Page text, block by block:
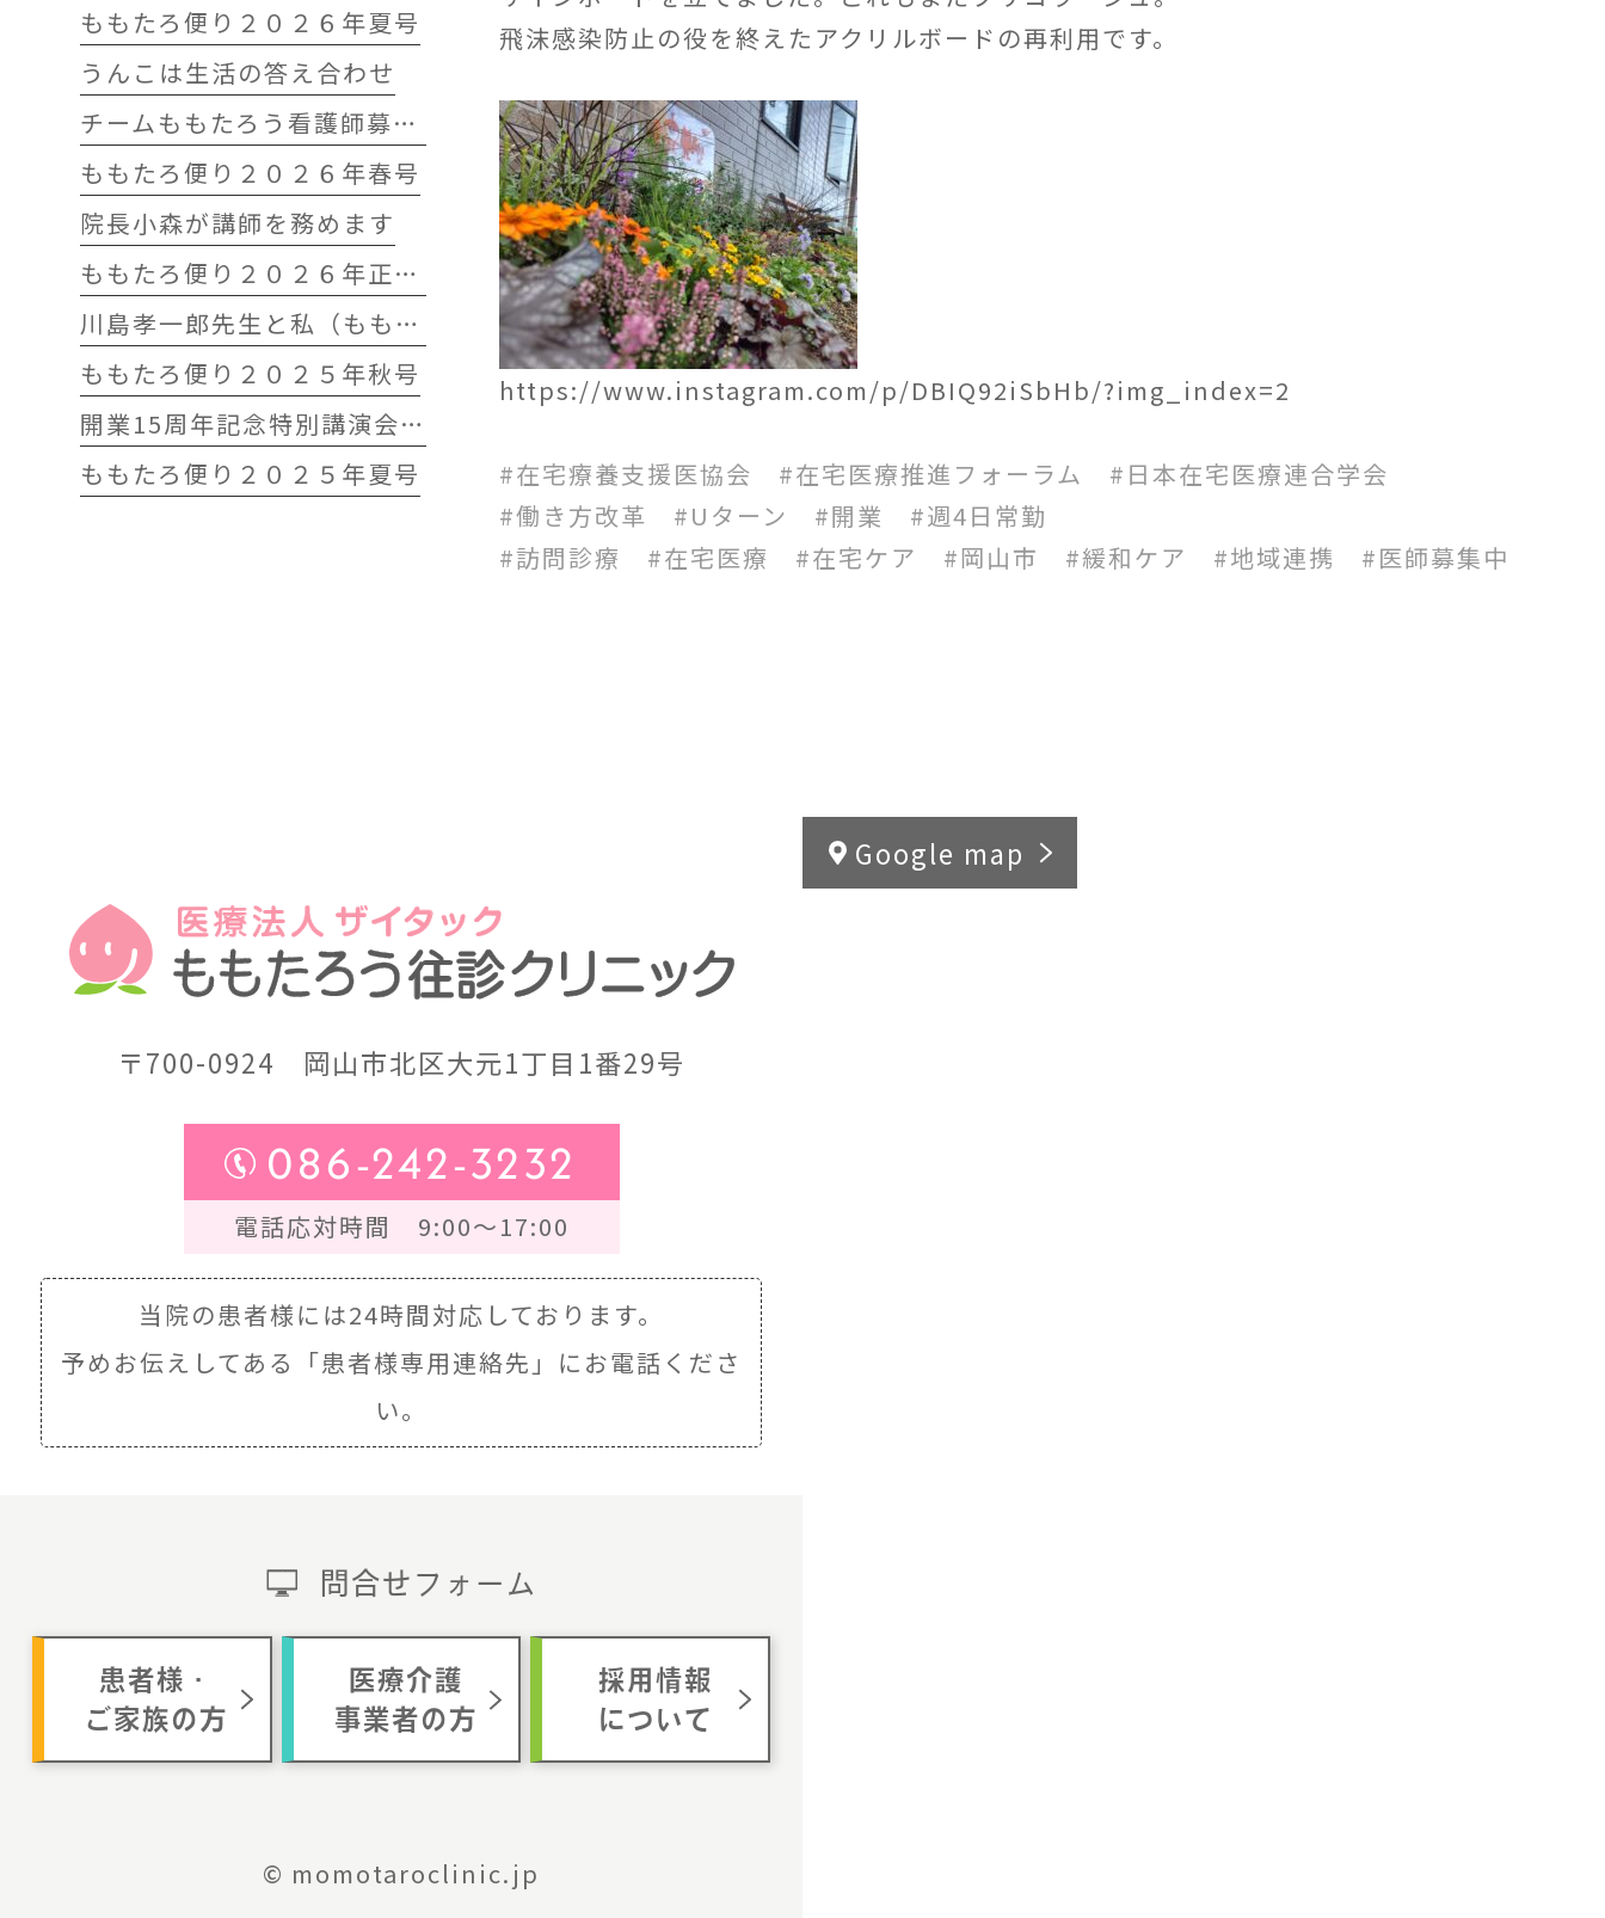
飛沫感染防止の役を終えたアクリルボードの再利用です。
https://www.instagram.com/p/DBIQ92iSbHb/?img_index=2
#在宅療養支援医協会 #在宅医療推進フォーラム #日本在宅医療連合学会
#働き方改革 #Uターン #開業 #週4日常勤
#訪問診療 #在宅医療 #在宅ケア #岡山市 #緩和ケア #地域連携 #医師募集中
ももたろ便り２０２６年夏号
うんこは生活の答え合わせ
チームももたろう看護師募集中
ももたろ便り２０２６年春号
院長小森が講師を務めます
ももたろ便り２０２６年正月号
川島孝一郎先生と私（ももたろう往診クリニック開院15周年記念特別講演会）
ももたろ便り２０２５年秋号
開業15周年記念特別講演会 開催します
ももたろ便り２０２５年夏号
〒700-0924 岡山市北区大元1丁目1番29号
086-242-3232
電話応対時間 9:00～17:00
当院の患者様には24時間対応しております。
予めお伝えしてある
「患者様専用連絡先」にお電話くださ
い。
問合せフォーム
患者様・
ご家族の方
医療介護
事業者の方
採用情報
について
© momotaroclinic.jp
Google map